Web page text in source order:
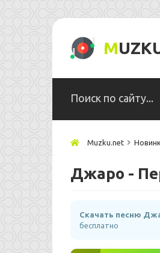
M
Muzku.net
Джаро -
Скачать песню
бесплатно